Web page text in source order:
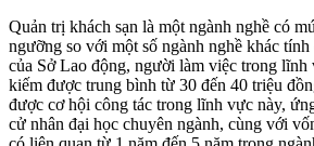
Quản trị khách sạn là một ngành nghề có
ngưỡng so với một số ngành nghề khác
của Sở Lao động, người làm việc trong lĩnh
kiếm được trung bình từ 30 đến 40 triệu
được cơ hội công tác trong lĩnh vực này,
cử nhân đại học chuyên ngành, cùng với